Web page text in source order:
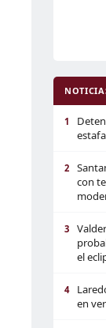
1
2
con
3
el
4
en